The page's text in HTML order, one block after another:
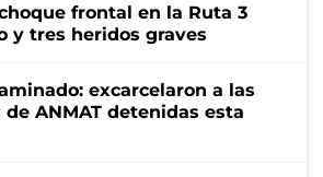
frontal en la Ruta 3
y tres heridos graves
excarcelaron a las
ANMAT detenidas esta